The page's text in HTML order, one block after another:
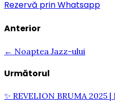
Rezervă prin Whatsapp
Anterior
← Noaptea Jazz-ului
Următorul
✨ REVELION BRUMA 2025